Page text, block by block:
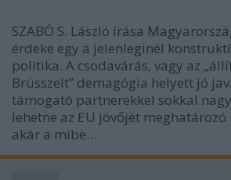
SZABÓ S. László írása
érdeke egy a jelenleginél
politika. A csodavárás, vagy az
Brüsszelt” demagógia helyett jó
támogató partnerekkel sokkal
lehetne az EU jövőjét meghatározó
akár a mibe…